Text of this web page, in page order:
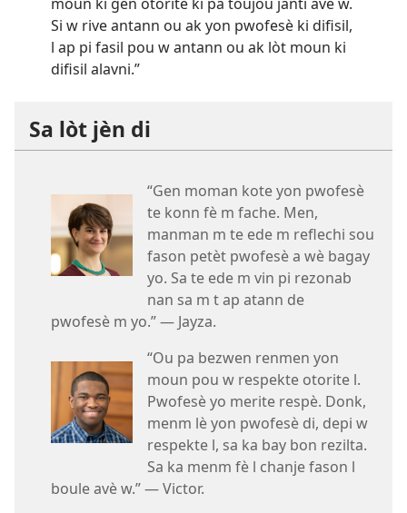
Si w rive antann ou ak yon pwofesè ki difisil,
l ap pi fasil pou w antann ou ak lòt moun ki
difisil alavni.”
Sa lòt jèn di
“Gen moman kote yon pwofesè
te konn fè m fache. Men,
manman m te ede m reflechi sou
fason petèt pwofesè a wè bagay
yo. Sa te ede m vin pi rezonab
nan sa m t ap atann de
pwofesè m yo.” — Jayza.
“Ou pa bezwen renmen yon
moun pou w respekte otorite l.
Pwofesè yo merite respè. Donk,
menm lè yon pwofesè di, depi w
respekte l, sa ka bay bon rezilta.
Sa ka menm fè l chanje fason l
boule avè w.” — Victor.